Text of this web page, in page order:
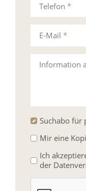
Telefon *
Information
E-Mail *
Suchabo für
Mir eine
Ich
der